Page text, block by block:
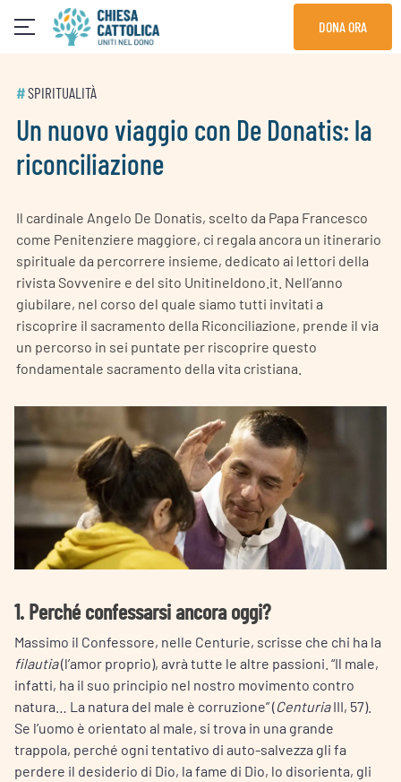
DONA ORA
#SPIRITUALITÀ
Un nuovo viaggio con De Donatis: la
riconciliazione
Il cardinale Angelo De Donatis, scelto da Papa Francesco
come Penitenziere maggiore, ci regala ancora un itinerario
spirituale da percorrere insieme, dedicato ai lettori della
rivista Sovvenire e del sito Unitineldono.it. Nell’anno
giubilare, nel corso del quale siamo tutti invitati a
riscoprire il sacramento della Riconciliazione, prende il via
un percorso in sei puntate per riscoprire questo
fondamentale sacramento della vita cristiana.
1. Perché confessarsi ancora oggi?
Massimo il Confessore, nelle Centurie, scrisse che chi ha la
filautia(l’amor proprio), avrà tutte le altre passioni. “Il male,
infatti, ha il suo principio nel nostro movimento contro
natura… La natura del male è corruzione” (CenturiaIII, 57).
Se l’uomo è orientato al male, si trova in una grande
trappola, perché ogni tentativo di auto-salvezza gli fa
perdere il desiderio di Dio, la fame di Dio, lo disorienta, gli